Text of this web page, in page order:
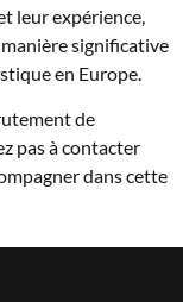
leur expérience,
significative
en Europe.
de
pas à contacter
dans cette